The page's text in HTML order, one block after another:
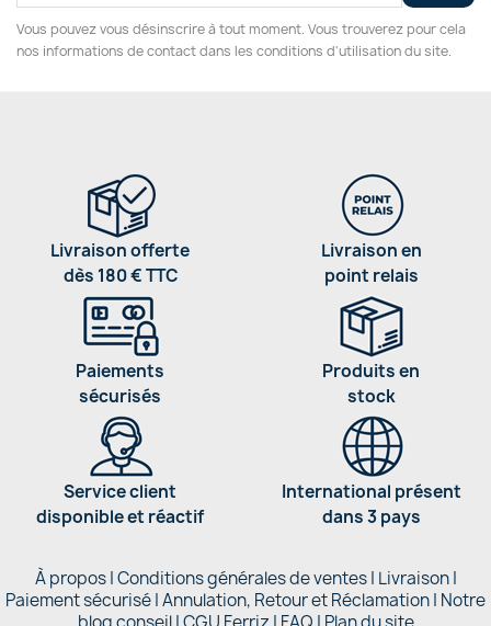
Vous pouvez vous désinscrire à tout moment. Vous trouverez pour cela
nos informations de contact dans les conditions d'utilisation du site.
Livraison offerte
dès 180 € TTC
Livraison en
point relais
Paiements
sécurisés
Produits en
stock
Service client
disponible et réactif
International présent
dans 3 pays
À propos|Conditions générales de ventes| Livraison|
Paiement sécurisé|Annulation, Retour et Réclamation| Notre